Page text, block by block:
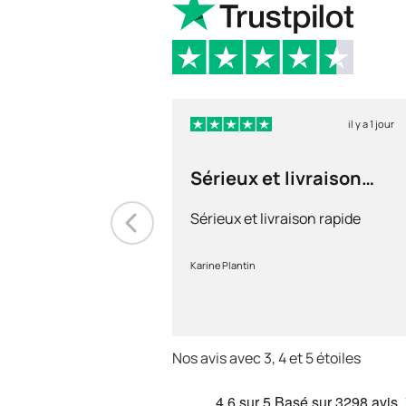
il y a 1 jour
Sérieux et livraison
Sérieux et livraison rapide
Karine Plantin
Nos avis avec 3, 4 et 5 étoiles